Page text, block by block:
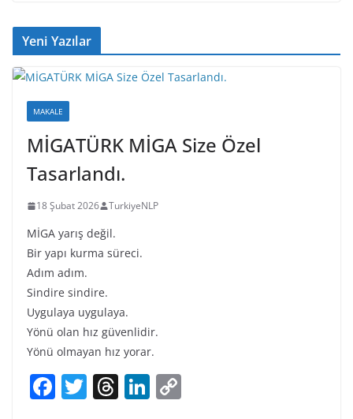
b
o
o
k
s n n
k
Yeni Yazılar
MAKALE
MİGATÜRK MİGA Size Özel
Tasarlandı.
18 Şubat 2026 TurkiyeNLP
MİGA yarış değil.
Bir yapı kurma süreci.
Adım adım.
Sindire sindire.
Uygulaya uygulaya.
Yönü olan hız güvenlidir.
Yönü olmayan hız yorar.
F T T Li